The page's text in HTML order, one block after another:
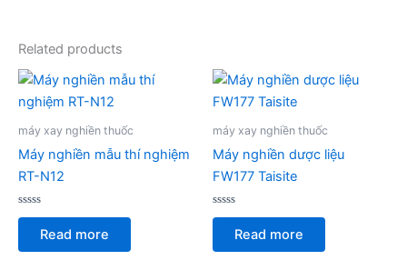
Related products
máy xay nghiền thuốc
Máy nghiền mẫu thí nghiệm
RT-N12
Rated
of
Read more
máy xay nghiền thuốc
Máy nghiền dược liệu
FW177 Taisite
Rated
of
Read more